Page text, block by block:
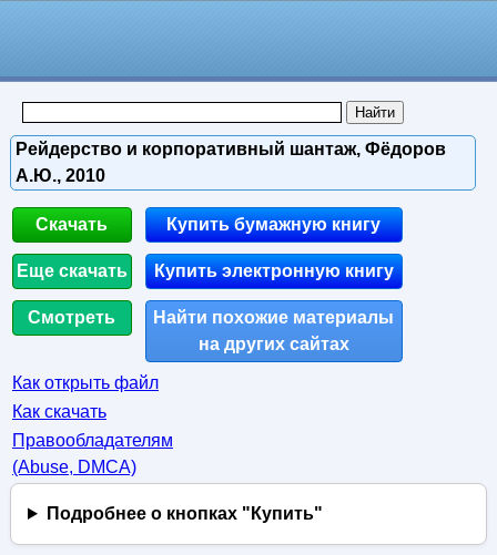
Рейдерство и корпоративный шантаж, Фёдоров
А.Ю., 2010
Скачать
Еще скачать
Смотреть
Купить бумажную книгу
Купить электронную книгу
Найти похожие материалы
на других сайтах
Как открыть файл
Как скачать
Правообладателям
(Abuse, DMСA)
Подробнее о кнопках "Купить"